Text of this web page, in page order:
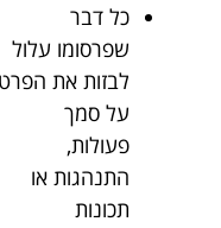
כל דבר
שפרסומו עלול
לבזות את הפרט
על סמך
פעולות,
התנהגות או
תכונות